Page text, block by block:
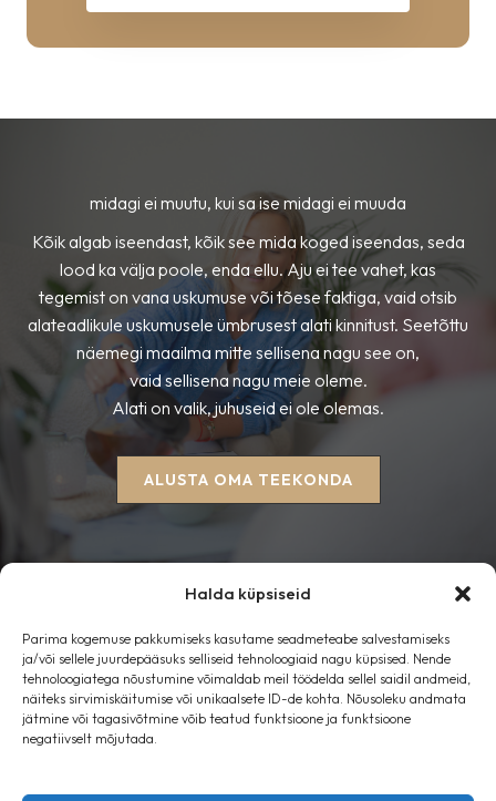
Halda küpsiseid
Parima kogemuse pakkumiseks kasutame seadmeteabe salvestamiseks
ja/või sellele juurdepääsuks selliseid tehnoloogiaid nagu küpsised. Nende
tehnoloogiatega nõustumine võimaldab meil töödelda sellel saidil andmeid,
näiteks sirvimiskäitumise või unikaalsete ID-de kohta. Nõusoleku andmata
jätmine või tagasivõtmine võib teatud funktsioone ja funktsioone
negatiivselt mõjutada.
midagi ei muutu, kui sa ise midagi ei muuda
Kõik algab iseendast, kõik see mida koged iseendas, seda
lood ka välja poole, enda ellu. Aju ei tee vahet, kas
tegemist on vana uskumuse või tõese faktiga, vaid otsib
alateadlikule uskumusele ümbrusest alati kinnitust. Seetõttu
näemegi maailma mitte sellisena nagu see on,
vaid sellisena nagu meie oleme.
Alati on valik, juhuseid ei ole olemas.
ALUSTA OMA TEEKONDA
Esileht
Blogi
Kontakt